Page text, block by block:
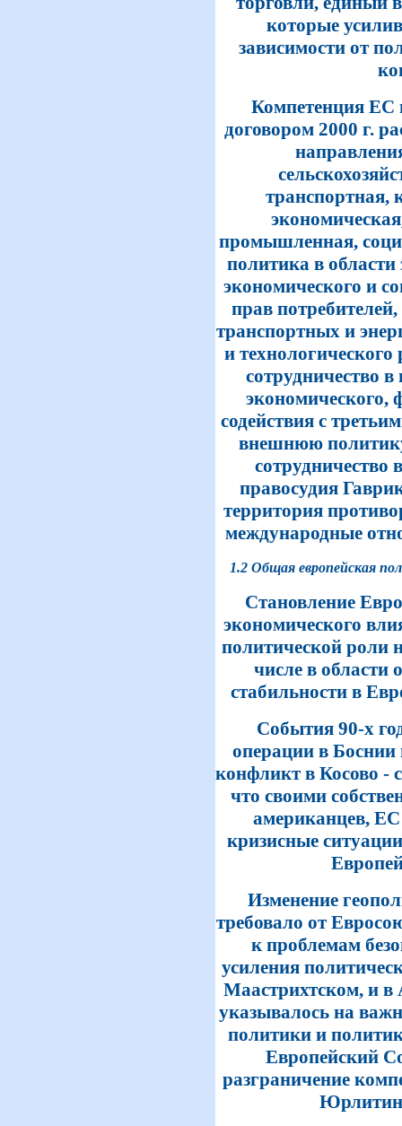
которые
зависимости от
Компетенция ЕС
договором 2000 г.
транспортная,
промышленная,
политика в области
экономического и
прав
транспортных и
и
сотрудничество
экономического,
содействия с
внешнюю
сотрудничество
правосудия
территория
международные
1.2 Общая европейская
Становление
экономического
политической роли
числе в области
стабильности в
События 90-х
операции в
конфликт в Косово -
что своими
американцев, ЕС
кризисные
Изменение
требовало от
к проблемам
усиления
Маастрихтском, и в
указывалось на
политики и
Европейский
разграничение